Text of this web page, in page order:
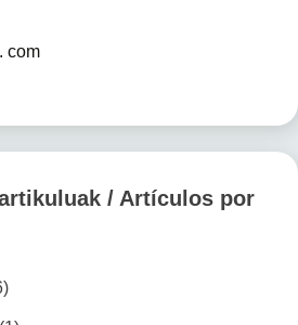
com
/ Artículos por